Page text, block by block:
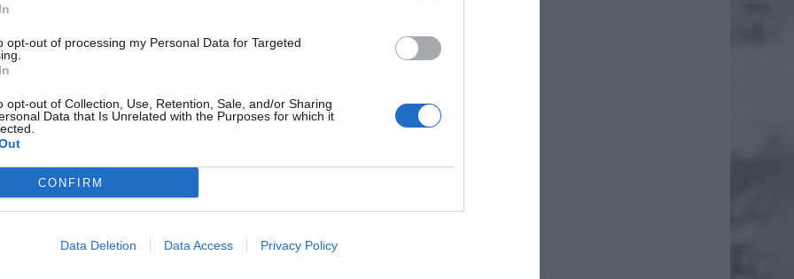
opt-out of processing my Personal Data for Targeted
opt-out of Collection, Use, Retention, Sale, and/or Sharing
Data that Is Unrelated with the Purposes for which it
CONFIRM
Data Deletion Data Access Privacy Policy
wpadła na tory. Chyba zrobiło się jej słabo”
ad